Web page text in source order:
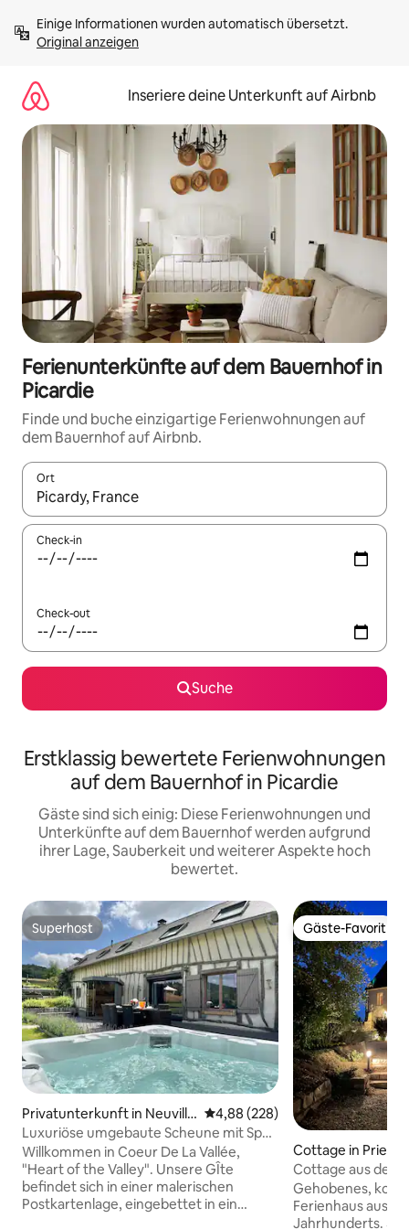
Inhalten
springenOriginal anzeigen
Inseriere deine Unterkunft auf Airbnb
Ferienunterkünfte auf dem Bauernhof in
Picardie
Finde und buche einzigartige Ferienwohnungen auf
dem Bauernhof auf Airbnb.
Ort
Wenn Ergebnisse verfügbar sind, navigiere mit den
Check-in
Check-out
Suche
Erstklassig bewertete Ferienwohnungen
auf dem Bauernhof in Picardie
Gäste sind sich einig: Diese Ferienwohnungen und
Unterkünfte auf dem Bauernhof werden aufgrund
ihrer Lage, Sauberkeit und weiterer Aspekte hoch
bewertet.
Superhost
Superhost
Privatunterkunft in Neuville
-Coppegueule
Durchschnittliche Bewertung:
4,88 (228)
Luxuriöse umgebaute Scheune mit Spa-
Einrichtungen
Willkommen in Coeur De La Vallée,
"Heart of the Valley". Unsere GÎte
befindet sich in einer malerischen
Postkartenlage, eingebettet in ein
Gäste-Favorit
Gäste-Favorit
Cottage in Priez
Cottage aus dem
Stunde von Paris
Gehobenes,
Ferienhaus aus
Jahrhunderts. 5